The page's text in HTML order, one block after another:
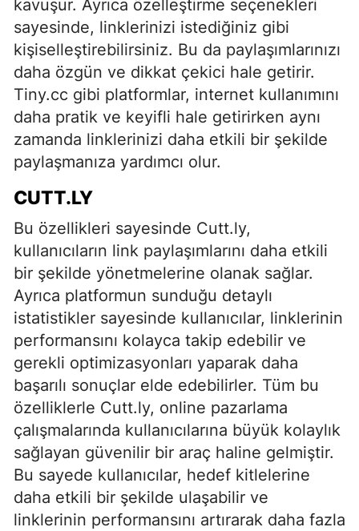
kavuşur. Ayrıca özelleştirme seçenekleri
sayesinde, linklerinizi istediğiniz gibi
kişiselleştirebilirsiniz. Bu da paylaşımlarınızı
daha özgün ve dikkat çekici hale getirir.
Tiny.cc gibi platformlar, internet kullanımını
daha pratik ve keyifli hale getirirken aynı
zamanda linklerinizi daha etkili bir şekilde
paylaşmanıza yardımcı olur.
CUTT.LY
Bu özellikleri sayesinde Cutt.ly,
kullanıcıların link paylaşımlarını daha etkili
bir şekilde yönetmelerine olanak sağlar.
Ayrıca platformun sunduğu detaylı
istatistikler sayesinde kullanıcılar, linklerinin
performansını kolayca takip edebilir ve
gerekli optimizasyonları yaparak daha
başarılı sonuçlar elde edebilirler. Tüm bu
özelliklerle Cutt.ly, online pazarlama
çalışmalarında kullanıcılarına büyük kolaylık
sağlayan güvenilir bir araç haline gelmiştir.
Bu sayede kullanıcılar, hedef kitlelerine
daha etkili bir şekilde ulaşabilir ve
linklerinin performansını artırarak daha fazla